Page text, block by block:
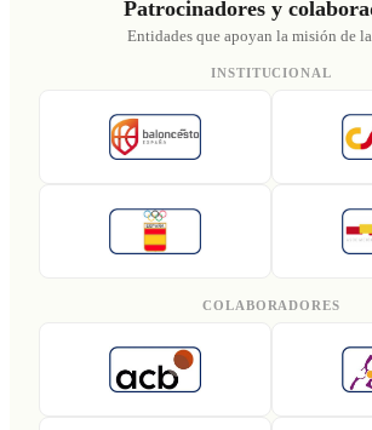
Entidades que apoyan la misión de la